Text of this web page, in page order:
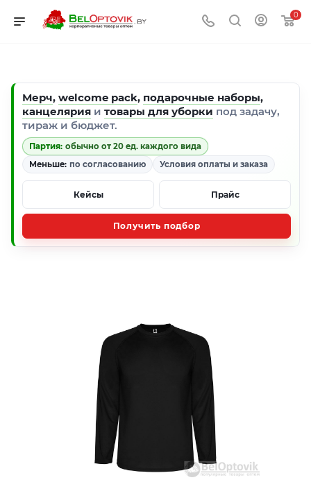
0
Мерч, welcome pack, подарочные наборы,
канцелярия и товары для уборки под задачу,
тираж и бюджет.
Партия: обычно от 20 ед. каждого вида
Меньше: по согласованию Условия оплаты и заказа
Кейсы Прайс
Получить подбор